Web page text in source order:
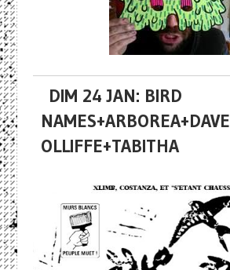
DIM 24 JAN: BIRD
NAMES+ARBOREA+DAVE
OLLIFFE+TABITHA